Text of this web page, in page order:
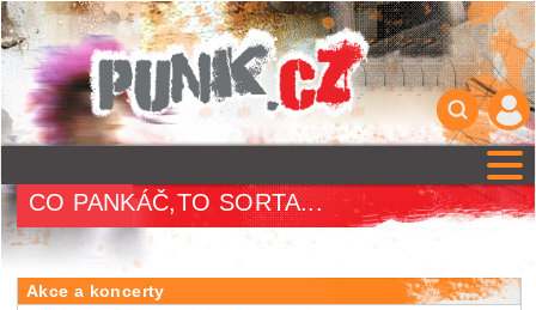
CO PANKÁČ,TO SORTA...
Akce a koncerty